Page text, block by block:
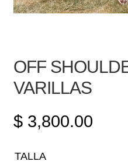
OFF
VARILLAS
$3,800.00
TALLA